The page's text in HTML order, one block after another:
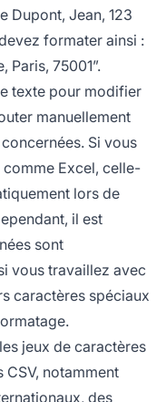
Dupont, Jean, 123
formater ainsi :
Paris, 75001”.
texte pour modifier
manuellement
Si vous
Excel, celle-
lors de
il est
sont
vous travaillez avec
caractères spéciaux
jeux de caractères
notamment
des